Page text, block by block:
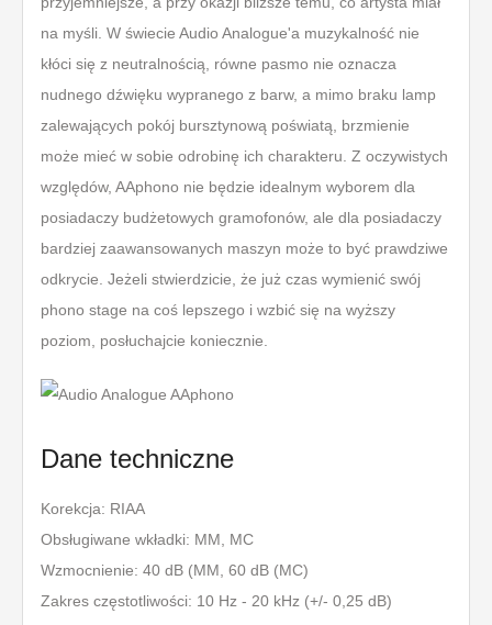
na myśli. W świecie Audio Analogue'a muzykalność nie
kłóci się z neutralnością, równe pasmo nie oznacza
nudnego dźwięku wypranego z barw, a mimo braku lamp
zalewających pokój bursztynową poświatą, brzmienie
może mieć w sobie odrobinę ich charakteru. Z oczywistych
względów, AAphono nie będzie idealnym wyborem dla
posiadaczy budżetowych gramofonów, ale dla posiadaczy
bardziej zaawansowanych maszyn może to być prawdziwe
odkrycie. Jeżeli stwierdzicie, że już czas wymienić swój
phono stage na coś lepszego i wzbić się na wyższy
poziom, posłuchajcie koniecznie.
Dane techniczne
Korekcja: RIAA
Obsługiwane wkładki: MM, MC
Wzmocnienie: 40 dB (MM, 60 dB (MC)
Zakres częstotliwości: 10 Hz - 20 kHz (+/- 0,25 dB)